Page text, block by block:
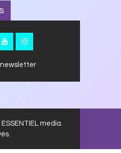
newsletter
media.